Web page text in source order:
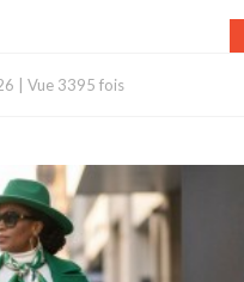
Vue 3395 fois